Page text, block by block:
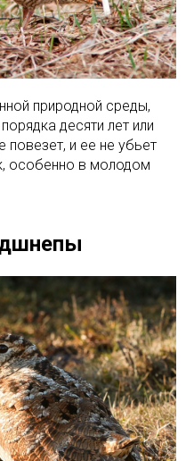
природной среды,
десяти лет или
повезет, и ее не убьет
особенно в молодом